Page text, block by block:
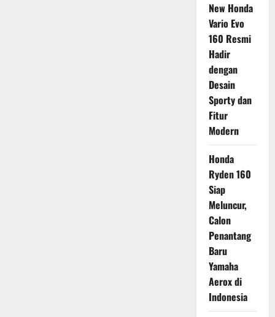
New Honda
Vario Evo
160 Resmi
Hadir
dengan
Desain
Sporty dan
Fitur
Modern
Honda
Ryden 160
Siap
Meluncur,
Calon
Penantang
Baru
Yamaha
Aerox di
Indonesia